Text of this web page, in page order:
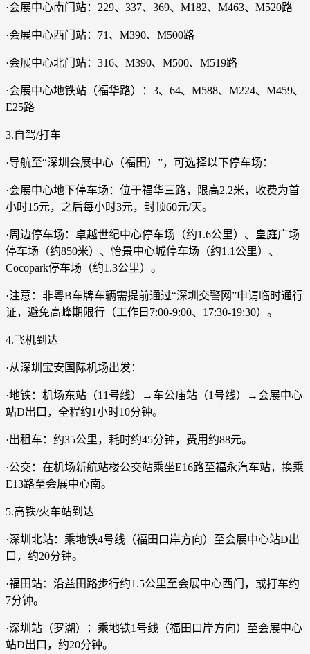
·会展中心南门站：229、337、369、M182、M463、M520路
·会展中心西门站：71、M390、M500路
·会展中心北门站：316、M390、M500、M519路
·会展中心地铁站（福华路）：3、64、M588、M224、M459、
E25路
3.自驾/打车
·导航至“深圳会展中心（福田）”，可选择以下停车场：
·会展中心地下停车场：位于福华三路，限高2.2米，收费为首
小时15元，之后每小时3元，封顶60元/天。
·周边停车场：卓越世纪中心停车场（约1.6公里）、皇庭广场
停车场（约850米）、怡景中心城停车场（约1.1公里）、
Cocopark停车场（约1.3公里）。
·注意：非粤B车牌车辆需提前通过“深圳交警网”申请临时通行
证，避免高峰期限行（工作日7:00-9:00、17:30-19:30）。
4.飞机到达
·从深圳宝安国际机场出发：
·地铁：机场东站（11号线）→车公庙站（1号线）→会展中心
站D出口，全程约1小时10分钟。
·出租车：约35公里，耗时约45分钟，费用约88元。
·公交：在机场新航站楼公交站乘坐E16路至福永汽车站，换乘
E13路至会展中心南。
5.高铁/火车站到达
·深圳北站：乘地铁4号线（福田口岸方向）至会展中心站D出
口，约20分钟。
·福田站：沿益田路步行约1.5公里至会展中心西门，或打车约
7分钟。
·深圳站（罗湖）：乘地铁1号线（福田口岸方向）至会展中心
站D出口，约20分钟。